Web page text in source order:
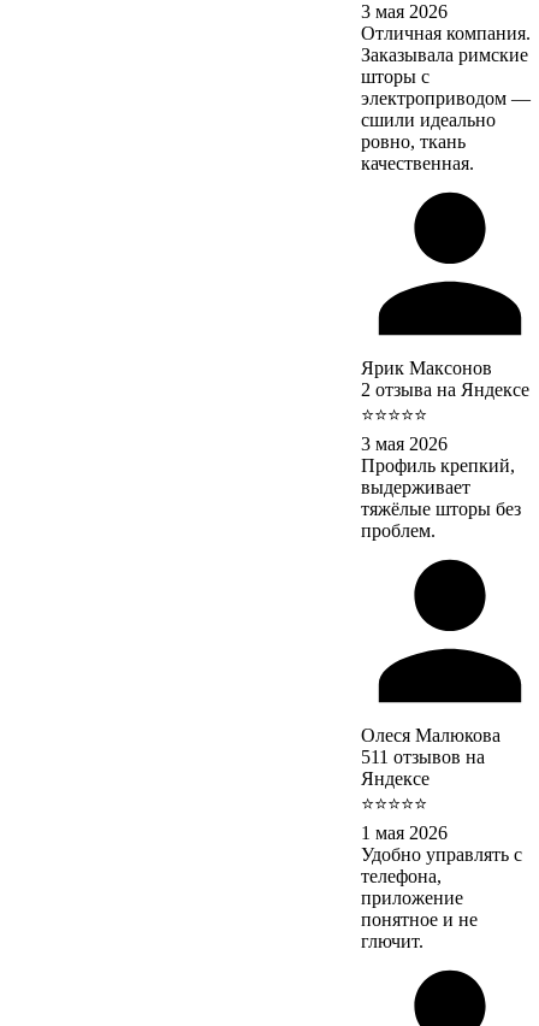
3 мая 2026
Отличная компания.
Заказывала римские
шторы с
электроприводом —
сшили идеально
ровно, ткань
качественная.
Ярик Максонов
2 отзыва на Яндексе
⭐⭐⭐⭐⭐
3 мая 2026
Профиль крепкий,
выдерживает
тяжёлые шторы без
проблем.
Олеся Малюкова
511 отзывов на
Яндексе
⭐⭐⭐⭐⭐
1 мая 2026
Удобно управлять с
телефона,
приложение
понятное и не
глючит.